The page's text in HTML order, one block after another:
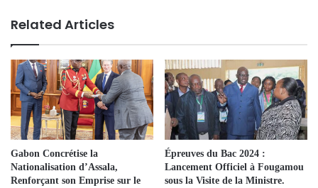
Related Articles
Gabon Concrétise la
Nationalisation d’Assala,
Renforçant son Emprise sur le
Épreuves du Bac 2024 :
Lancement Officiel à Fougamou
sous la Visite de la Ministre.